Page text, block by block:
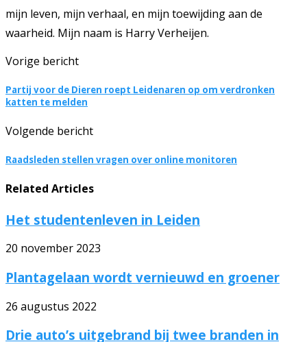
mijn leven, mijn verhaal, en mijn toewijding aan de
waarheid. Mijn naam is Harry Verheijen.
Vorige bericht
Partij voor de Dieren roept Leidenaren op om verdronken
katten te melden
Volgende bericht
Raadsleden stellen vragen over online monitoren
Related Articles
Het studentenleven in Leiden
20 november 2023
Plantagelaan wordt vernieuwd en groener
26 augustus 2022
Drie auto’s uitgebrand bij twee branden in